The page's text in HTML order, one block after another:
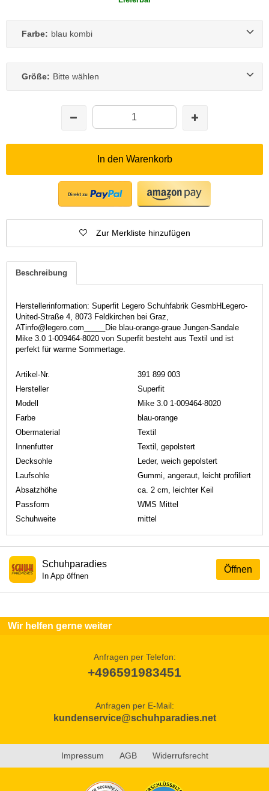
Farbe: blau kombi
Größe: Bitte wählen
In den Warenkorb
Zur Merkliste hinzufügen
Beschreibung
Herstellerinformation: Superfit Legero Schuhfabrik GesmbHLegero-
United-Straße 4, 8073 Feldkirchen bei Graz,
ATinfo@legero.com_____Die blau-orange-graue Jungen-Sandale
Mike 3.0 1-009464-8020 von Superfit besteht aus Textil und ist
perfekt für warme Sommertage.
Artikel-Nr.
391 899 003
Hersteller
Superfit
Modell
Mike 3.0 1-009464-8020
Farbe
blau-orange
Obermaterial
Textil
Innenfutter
Textil, gepolstert
Decksohle
Leder, weich gepolstert
Laufsohle
Gummi, angeraut, leicht profiliert
Absatzhöhe
ca. 2 cm, leichter Keil
Passform
WMS Mittel
Schuhweite
mittel
Öffnen
Schuhparadies
In App öffnen
Wir helfen gerne weiter
Anfragen per Telefon:
+496591983451
Anfragen per E-Mail:
kundenservice@schuhparadies.net
Impressum AGB Widerrufsrecht